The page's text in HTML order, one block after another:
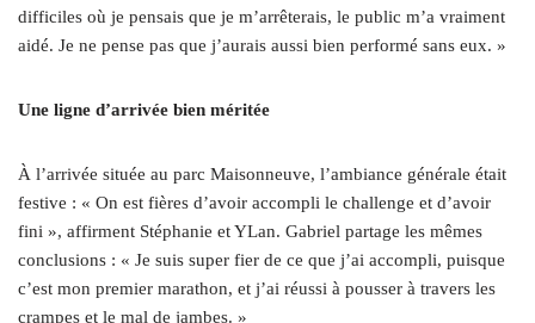
difficiles où je pensais que je m’arrêterais, le public m’a vraiment
aidé. Je ne pense pas que j’aurais aussi bien performé sans eux. »
Une ligne d’arrivée bien méritée
À l’arrivée située au parc Maisonneuve, l’ambiance générale était
festive : « On est fières d’avoir accompli le challenge et d’avoir
fini », affirment Stéphanie et YLan. Gabriel partage les mêmes
conclusions : « Je suis super fier de ce que j’ai accompli, puisque
c’est mon premier marathon, et j’ai réussi à pousser à travers les
crampes et le mal de jambes. »